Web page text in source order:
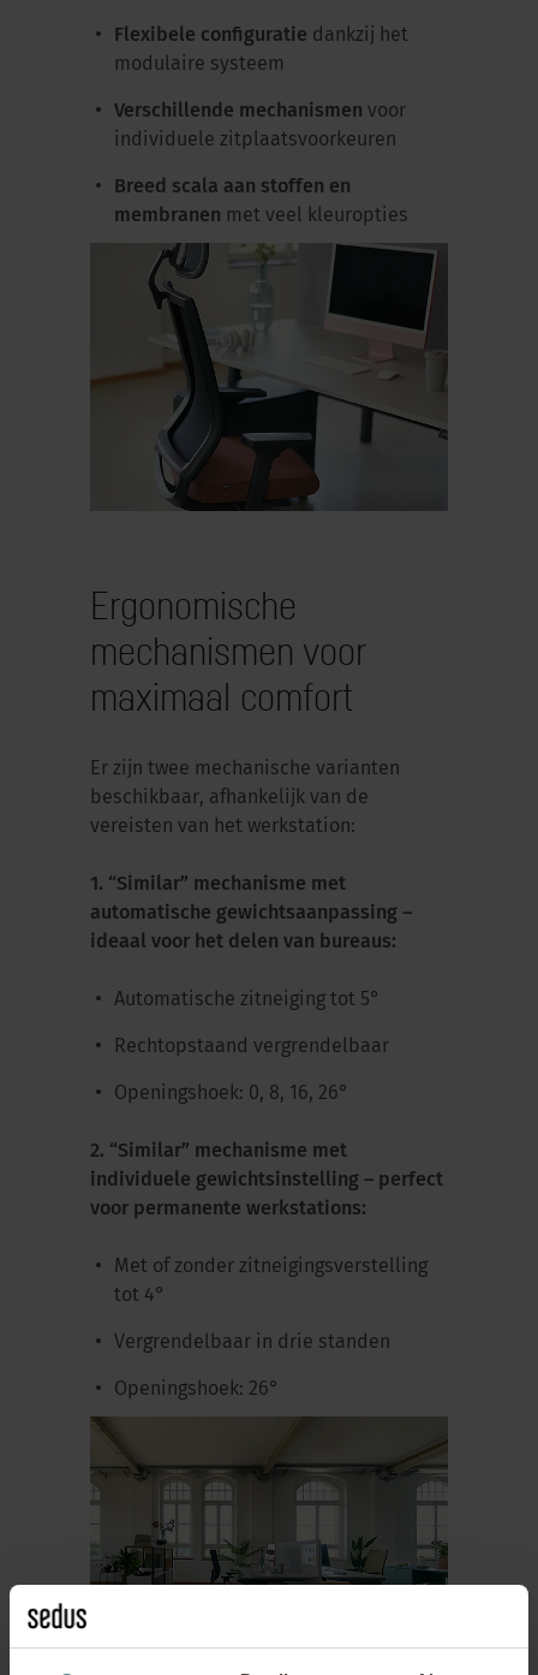
Flexibele configuratie dankzij het
modulaire systeem
Verschillende mechanismen voor
individuele zitplaatsvoorkeuren
Breed scala aan stoffen en
membranen met veel kleuropties
Ergonomische
mechanismen voor
maximaal comfort
Er zijn twee mechanische varianten
beschikbaar, afhankelijk van de
vereisten van het werkstation:
1. “Similar” mechanisme met
automatische gewichtsaanpassing –
ideaal voor het delen van bureaus:
Automatische zitneiging tot 5°
Rechtopstaand vergrendelbaar
Openingshoek: 0, 8, 16, 26°
2. “Similar” mechanisme met
individuele gewichtsinstelling – perfect
voor permanente werkstations:
Met of zonder zitneigingsverstelling
tot 4°
Vergrendelbaar in drie standen
Openingshoek: 26°